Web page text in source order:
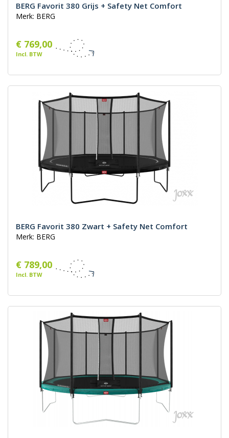
BERG Favorit 380 Grijs + Safety Net Comfort
Merk: BERG
€ 769,00
Incl. BTW
BERG Favorit 380 Zwart + Safety Net Comfort
Merk: BERG
€ 789,00
Incl. BTW